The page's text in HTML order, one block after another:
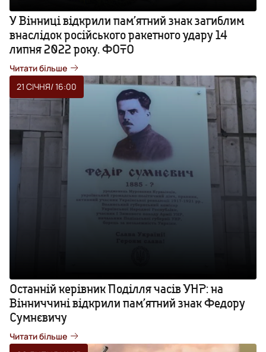
У Вінниці відкрили пам’ятний знак загиблим
внаслідок російського ракетного удару 14
липня 2022 року. ФОТО
Читати більше
21 СІЧНЯ/ 16:00
Останній керівник Поділля часів УНР: на
Вінниччині відкрили пам’ятний знак Федору
Сумнєвичу
Читати більше